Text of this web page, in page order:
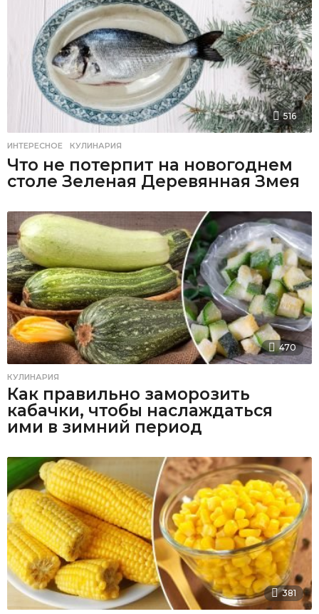
516
ИНТЕРЕСНОЕ ,КУЛИНАРИЯ
Что не потерпит на новогоднем
столе Зеленая Деревянная Змея
470
КУЛИНАРИЯ
Как правильно заморозить
кабачки, чтобы наслаждаться
ими в зимний период
381